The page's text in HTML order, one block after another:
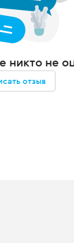
никто не
отзыв